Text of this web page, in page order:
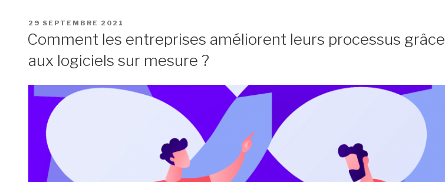
PUBLIÉ
29 SEPTEMBRE 2021
Comment les entreprises améliorent leurs processus grâce
aux logiciels sur mesure ?